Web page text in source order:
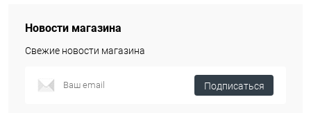
Новости магазина
Свежие новости магазина
Подписаться